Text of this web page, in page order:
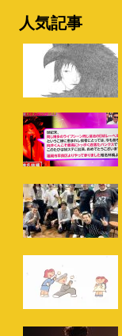
人気記事